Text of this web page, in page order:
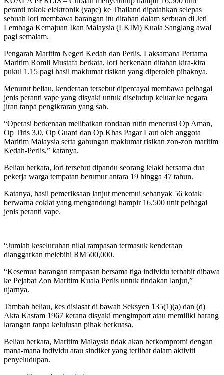
peranti rokok elektronik (vape) ke Thailand dipatahkan selepas
sebuah lori membawa barangan itu ditahan dalam serbuan di Jeti
Lembaga Kemajuan Ikan Malaysia (LKIM) Kuala Sanglang awal
pagi semalam.
Pengarah Maritim Negeri Kedah dan Perlis, Laksamana Pertama
Maritim Romli Mustafa berkata, lori berkenaan ditahan kira-kira
pukul 1.15 pagi hasil maklumat risikan yang diperoleh pihaknya.
Menurut beliau, kenderaan tersebut dipercayai membawa pelbagai
jenis peranti vape yang disyaki untuk diseludup keluar ke negara
jiran tanpa pengikraran yang sah.
“Operasi berkenaan melibatkan rondaan rutin menerusi Op Aman,
Op Tiris 3.0, Op Guard dan Op Khas Pagar Laut oleh anggota
Maritim Malaysia serta gabungan maklumat risikan zon-zon maritim
Kedah-Perlis,” katanya.
Beliau berkata, lori tersebut dipandu seorang lelaki bersama dua
pekerja warga tempatan berumur antara 19 hingga 47 tahun.
Katanya, hasil pemeriksaan lanjut menemui sebanyak 56 kotak
berwarna coklat yang mengandungi hampir 16,500 unit pelbagai
jenis peranti vape.
“Jumlah keseluruhan nilai rampasan termasuk kenderaan
dianggarkan melebihi RM500,000.
“Kesemua barangan rampasan bersama tiga individu terbabit dibawa
ke Pejabat Zon Maritim Kuala Perlis untuk tindakan lanjut,”
ujarnya.
Tambah beliau, kes disiasat di bawah Seksyen 135(1)(a) dan (d)
Akta Kastam 1967 kerana disyaki mengimport atau memiliki barang
larangan tanpa kelulusan pihak berkuasa.
Beliau berkata, Maritim Malaysia tidak akan berkompromi dengan
mana-mana individu atau sindiket yang terlibat dalam aktiviti
penyeludupan.